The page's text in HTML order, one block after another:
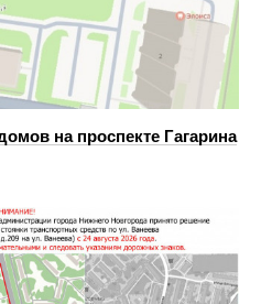
на проспекте Гагарина